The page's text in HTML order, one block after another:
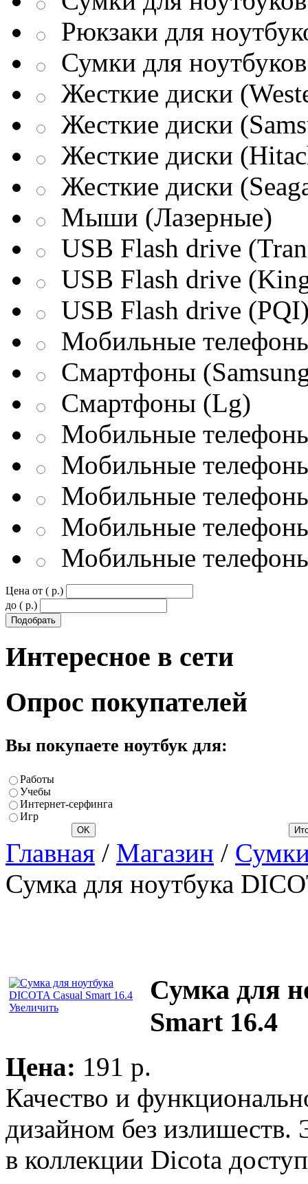
Рюкзаки для
Сумки для
Жесткие диски
Жесткие диски
Жесткие диски
Жесткие диски
Мыши (Лазерные)
USB Flash drive
USB Flash drive
USB Flash drive
Мобильные
Смартфоны
Смартфоны (Lg)
Мобильные
Мобильные
Мобильные
Мобильные
Мобильные
Цена от ( p.)
до ( p.)
Интересное в сети
Опрос покупателей
Вы покупаете ноутбук для:
Работы
Учебы
Интернет-серфинга
Игр
Главная / Магазин /
Сумка для ноутбука
Увеличить
Сумка для
Smart 16.4
Цена: 191 p.
Качество и
дизайном без
в коллекции Dicota